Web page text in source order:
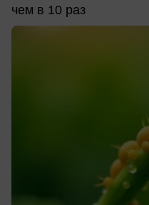
чем в 10 раз